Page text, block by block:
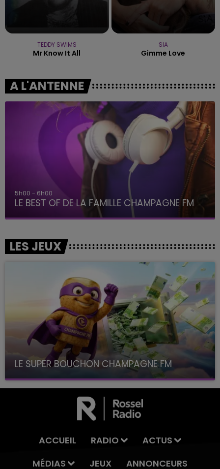
TEDDY SWIMS
Mr Know It All
SIA
Gimme Love
A L'ANTENNE
5h00 - 6h00
LE BEST OF DE LA FAMILLE CHAMPAGNE FM
LES JEUX
LE SUPER BOUCHON CHAMPAGNE FM
avec La Famille Champagne FM, à 8H10
ACCUEIL RADIO
ACTUS
MÉDIAS
JEUX ANNONCEURS